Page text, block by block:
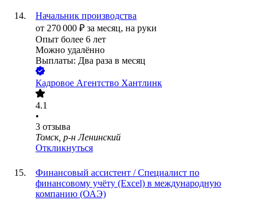
Начальник производства
от 270 000 ₽ за месяц, на руки
Опыт более 6 лет
Можно удалённо
Выплаты: Два раза в месяц
Кадровое Агентство Хантлинк
4.1
•
3 отзыва
Томск, р-н Ленинский
Откликнуться
Финансовый ассистент / Специалист по
финансовому учёту (Excel) в международную
компанию (ОАЭ)